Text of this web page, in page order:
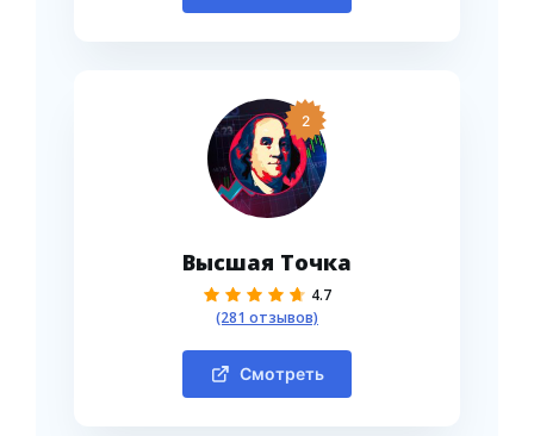
2
Высшая Точка
4.7
(281 отзывов)
Смотреть